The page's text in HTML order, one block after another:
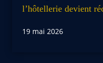
l’hôtellerie devient
19 mai 2026